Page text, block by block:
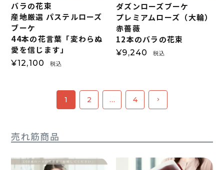
バラの花束
産地厳選 パステルローズ
ブーケ
44本の花言葉「変わらぬ
愛を信じます」
¥12,100 税込
ダズンローズブーケ
プレミアムローズ（大輪）
赤薔薇
12本のバラの花束
¥9,240 税込
1 2 … 4
売れ筋商品